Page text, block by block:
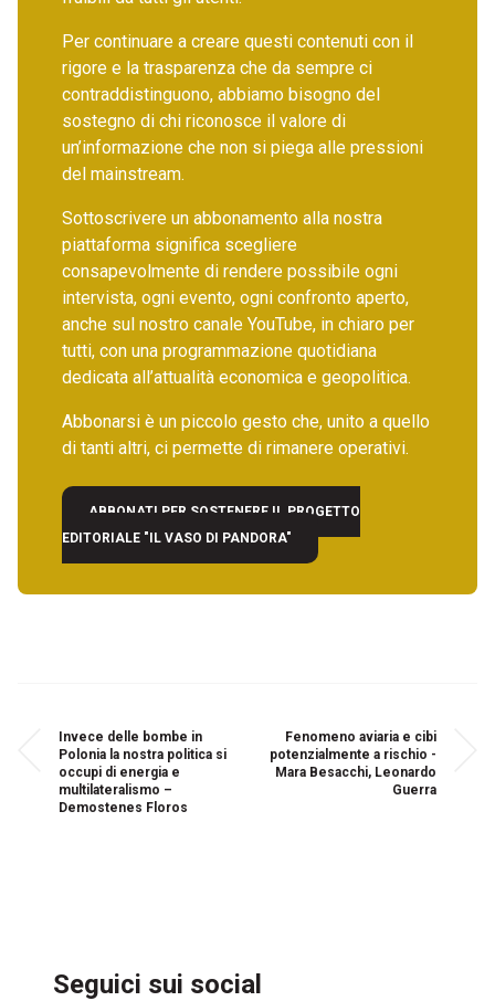
Per continuare a creare questi contenuti con il
rigore e la trasparenza che da sempre ci
contraddistinguono, abbiamo bisogno del
sostegno di chi riconosce il valore di
un’informazione che non si piega alle pressioni
del mainstream.
Sottoscrivere un abbonamento alla nostra
piattaforma significa scegliere
consapevolmente di rendere possibile ogni
intervista, ogni evento, ogni confronto aperto,
anche sul nostro canale YouTube, in chiaro per
tutti, con una programmazione quotidiana
dedicata all’attualità economica e geopolitica.
Abbonarsi è un piccolo gesto che, unito a quello
di tanti altri, ci permette di rimanere operativi.
ABBONATI PER SOSTENERE IL PROGETTO
EDITORIALE "IL VASO DI PANDORA"
Invece delle bombe in
Polonia la nostra politica si
occupi di energia e
multilateralismo –
Demostenes Floros
Fenomeno aviaria e cibi
potenzialmente a rischio -
Mara Besacchi, Leonardo
Guerra
Seguici sui social